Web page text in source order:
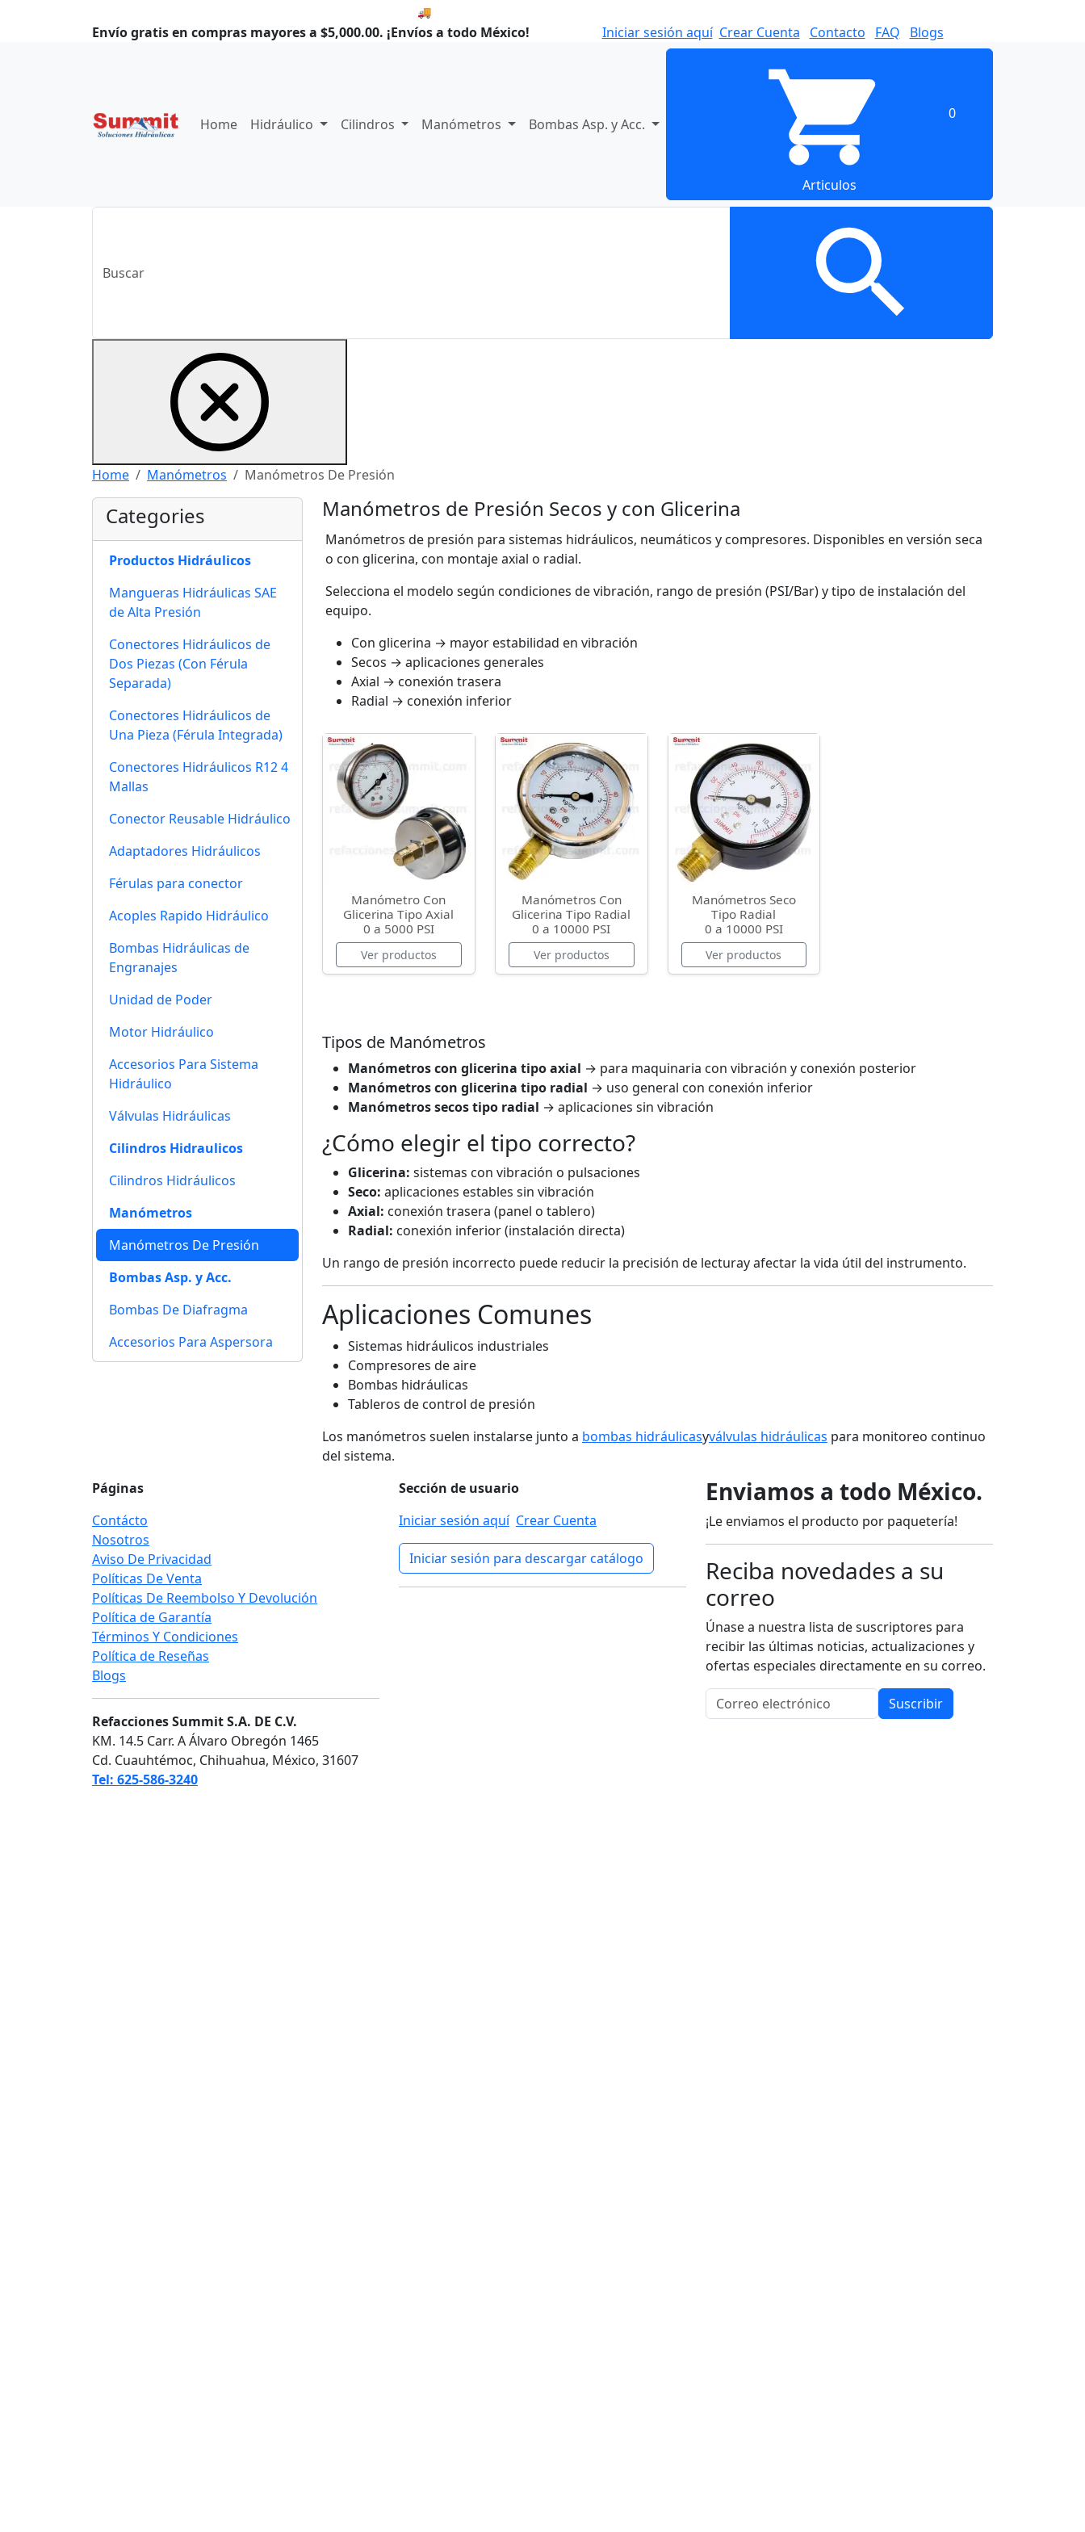
🚚 Compra antes de las 8:00 y enviamos hoy.
Envío gratis en compras mayores a $5,000.00. ¡Envíos a todo México! Iniciar sesión aquí Crear Cuenta Contacto FAQ Blogs
Home Hidráulico Cilindros Manómetros Bombas Asp. y Acc.
0
Articulos
Home Manómetros Manómetros De Presión
Categories
Productos Hidráulicos
Mangueras Hidráulicas SAE
de Alta Presión
Conectores Hidráulicos de
Dos Piezas (Con Férula
Separada)
Conectores Hidráulicos de
Una Pieza (Férula Integrada)
Conectores Hidráulicos R12 4
Mallas
Conector Reusable Hidráulico
Adaptadores Hidráulicos
Férulas para conector
Acoples Rapido Hidráulico
Bombas Hidráulicas de
Engranajes
Unidad de Poder
Motor Hidráulico
Accesorios Para Sistema
Hidráulico
Válvulas Hidráulicas
Cilindros Hidraulicos
Cilindros Hidráulicos
Manómetros
Manómetros De Presión
Bombas Asp. y Acc.
Bombas De Diafragma
Accesorios Para Aspersora
Manómetros de Presión Secos y con Glicerina
Manómetros de presión para sistemas hidráulicos, neumáticos y compresores. Disponibles en versión seca
o con glicerina, con montaje axial o radial.
Selecciona el modelo según condiciones de vibración, rango de presión (PSI/Bar) y tipo de instalación del
equipo.
Con glicerina → mayor estabilidad en vibración
Secos → aplicaciones generales
Axial → conexión trasera
Radial → conexión inferior
Manómetro Con
Glicerina Tipo Axial
0 a 5000 PSI
Ver productos
Manómetros Con
Glicerina Tipo Radial
0 a 10000 PSI
Ver productos
Manómetros Seco
Tipo Radial
0 a 10000 PSI
Ver productos
Tipos de Manómetros
Manómetros con glicerina tipo axial → para maquinaria con vibración y conexión posterior
Manómetros con glicerina tipo radial → uso general con conexión inferior
Manómetros secos tipo radial → aplicaciones sin vibración
¿Cómo elegir el tipo correcto?
Glicerina: sistemas con vibración o pulsaciones
Seco: aplicaciones estables sin vibración
Axial: conexión trasera (panel o tablero)
Radial: conexión inferior (instalación directa)
Un rango de presión incorrecto puede reducir la precisión de lecturay afectar la vida útil del instrumento.
Aplicaciones Comunes
Sistemas hidráulicos industriales
Compresores de aire
Bombas hidráulicas
Tableros de control de presión
Los manómetros suelen instalarse junto a bombas hidráulicasyválvulas hidráulicas para monitoreo continuo
del sistema.
Páginas
Contácto
Nosotros
Aviso De Privacidad
Políticas De Venta
Políticas De Reembolso Y Devolución
Política de Garantía
Términos Y Condiciones
Política de Reseñas
Blogs
Refacciones Summit S.A. DE C.V.
KM. 14.5 Carr. A Álvaro Obregón 1465
Cd. Cuauhtémoc, Chihuahua, México, 31607
Tel: 625-586-3240
Sección de usuario
Iniciar sesión aquí Crear Cuenta
Iniciar sesión para descargar catálogo
Enviamos a todo México.
¡Le enviamos el producto por paquetería!
Reciba novedades a su
correo
Únase a nuestra lista de suscriptores para
recibir las últimas noticias, actualizaciones y
ofertas especiales directamente en su correo.
Suscribir